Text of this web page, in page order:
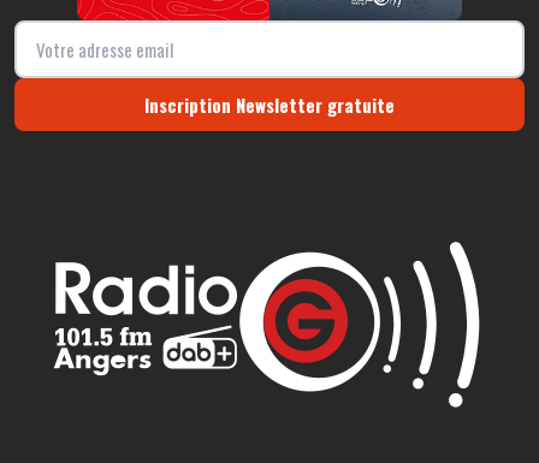
Inscription Newsletter gratuite